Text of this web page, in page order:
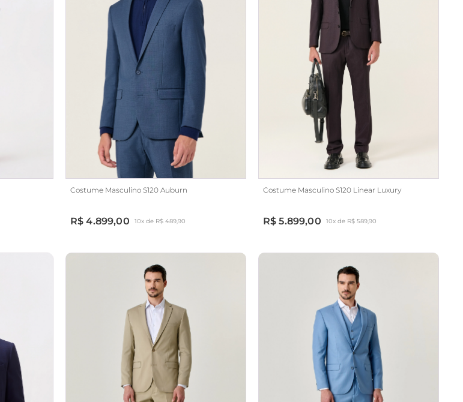
Costume Masculino S120 Auburn
R$ 4.899,00 10x de R$ 489,90
Costume Masculino S120 Linear Luxury
R$ 5.899,00 10x de R$ 589,90